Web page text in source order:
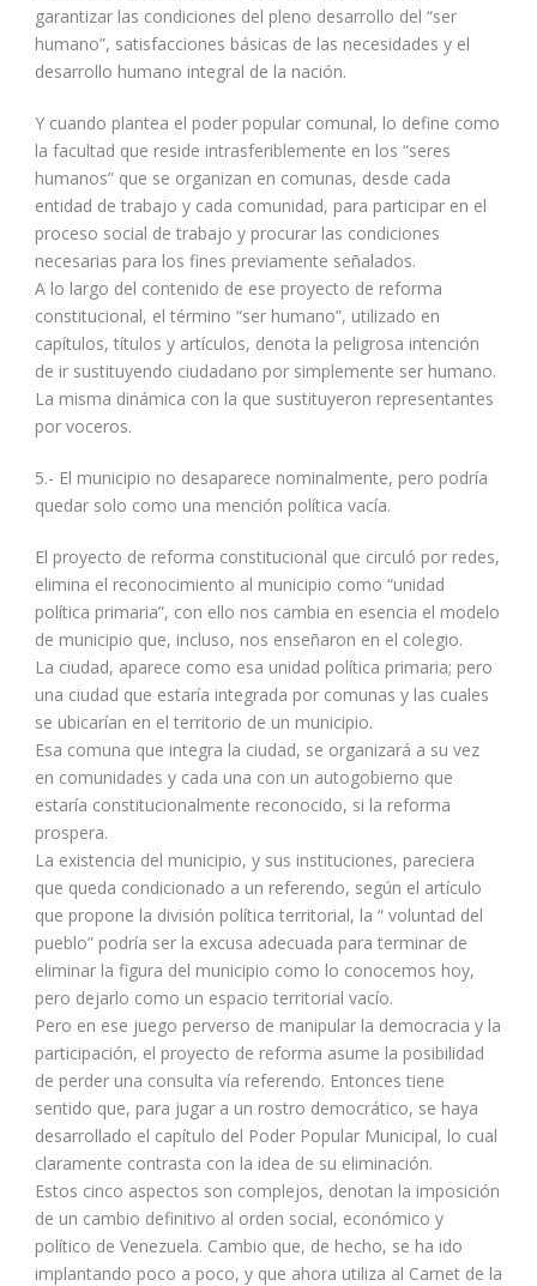
garantizar las condiciones del pleno desarrollo del “ser
humano”, satisfacciones básicas de las necesidades y el
desarrollo humano integral de la nación.
Y cuando plantea el poder popular comunal, lo define como
la facultad que reside intrasferiblemente en los “seres
humanos” que se organizan en comunas, desde cada
entidad de trabajo y cada comunidad, para participar en el
proceso social de trabajo y procurar las condiciones
necesarias para los fines previamente señalados.
A lo largo del contenido de ese proyecto de reforma
constitucional, el término “ser humano”, utilizado en
capítulos, títulos y artículos, denota la peligrosa intención
de ir sustituyendo ciudadano por simplemente ser humano.
La misma dinámica con la que sustituyeron representantes
por voceros.
5.- El municipio no desaparece nominalmente, pero podría
quedar solo como una mención política vacía.
El proyecto de reforma constitucional que circuló por redes,
elimina el reconocimiento al municipio como “unidad
política primaria”, con ello nos cambia en esencia el modelo
de municipio que, incluso, nos enseñaron en el colegio.
La ciudad, aparece como esa unidad política primaria; pero
una ciudad que estaría integrada por comunas y las cuales
se ubicarían en el territorio de un municipio.
Esa comuna que integra la ciudad, se organizará a su vez
en comunidades y cada una con un autogobierno que
estaría constitucionalmente reconocido, si la reforma
prospera.
La existencia del municipio, y sus instituciones, pareciera
que queda condicionado a un referendo, según el artículo
que propone la división política territorial, la “ voluntad del
pueblo” podría ser la excusa adecuada para terminar de
eliminar la figura del municipio como lo conocemos hoy,
pero dejarlo como un espacio territorial vacío.
Pero en ese juego perverso de manipular la democracia y la
participación, el proyecto de reforma asume la posibilidad
de perder una consulta vía referendo. Entonces tiene
sentido que, para jugar a un rostro democrático, se haya
desarrollado el capítulo del Poder Popular Municipal, lo cual
claramente contrasta con la idea de su eliminación.
Estos cinco aspectos son complejos, denotan la imposición
de un cambio definitivo al orden social, económico y
político de Venezuela. Cambio que, de hecho, se ha ido
implantando poco a poco, y que ahora utiliza al Carnet de la